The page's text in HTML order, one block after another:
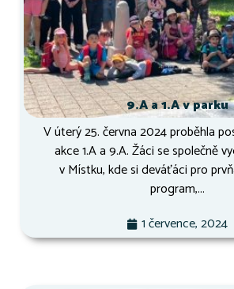
9.A a 1.A v parku
V úterý 25. června 2024 proběhla
akce 1.A a 9.A. Žáci se společně
v Místku, kde si deváťáci pro
program,...
1 července, 2024